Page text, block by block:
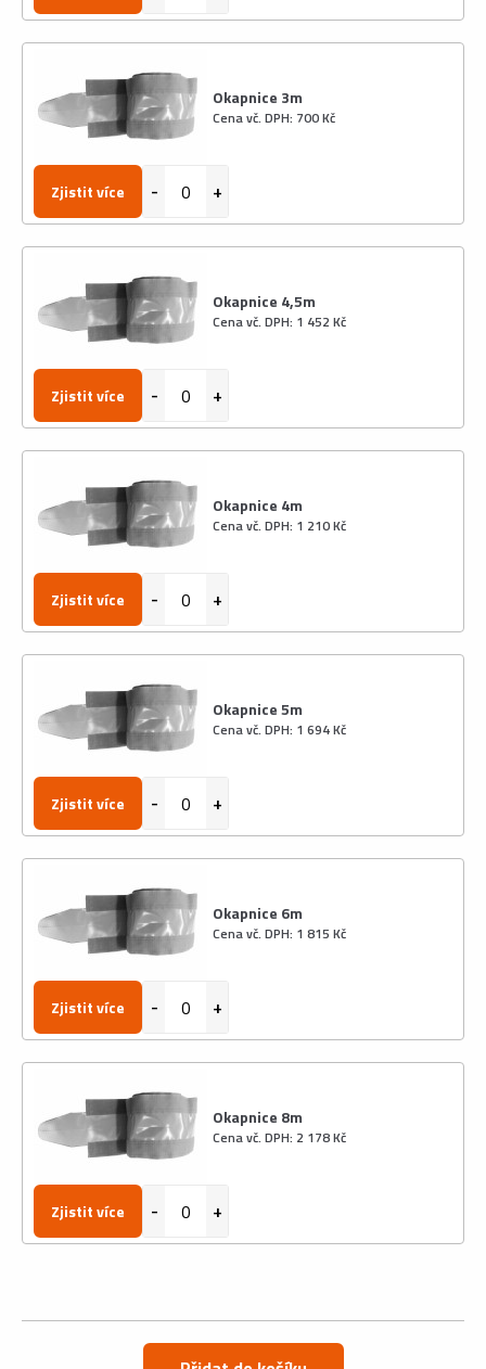
Okapnice 3m
Cena vč. DPH: 700 Kč
Zjistit více
Okapnice 4,5m
Cena vč. DPH: 1 452 Kč
Zjistit více
Okapnice 4m
Cena vč. DPH: 1 210 Kč
Zjistit více
Okapnice 5m
Cena vč. DPH: 1 694 Kč
Zjistit více
Okapnice 6m
Cena vč. DPH: 1 815 Kč
Zjistit více
Okapnice 8m
Cena vč. DPH: 2 178 Kč
Zjistit více